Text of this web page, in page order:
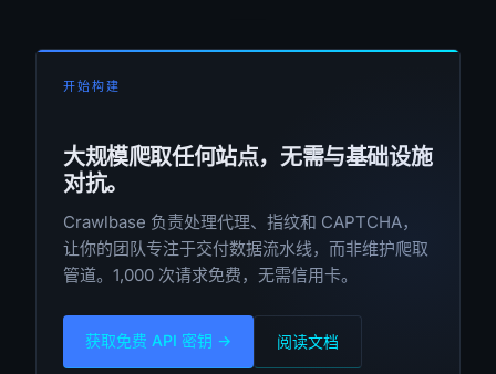
开始构建
大规模爬取任何站点，无需与基础设施
对抗。
Crawlbase 负责处理代理、指纹和 CAPTCHA，
让你的团队专注于交付数据流水线，而非维护爬取
管道。1,000 次请求免费，无需信用卡。
获取免费 API 密钥 → 阅读文档